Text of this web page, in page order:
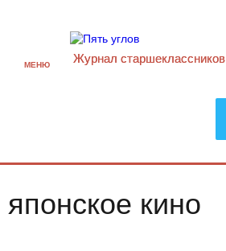
МЕНЮ Журнал старшекласcников
японское кино